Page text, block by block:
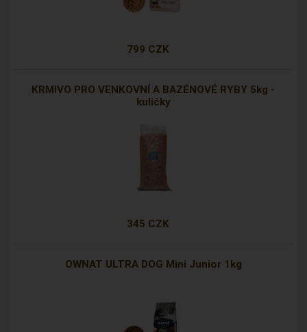
799 CZK
KRMIVO PRO VENKOVNÍ A BAZÉNOVÉ RYBY 5kg -
kuličky
345 CZK
OWNAT ULTRA DOG Mini Junior 1kg